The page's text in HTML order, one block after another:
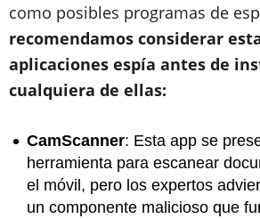
como posibles programas de
recomendamos considerar
aplicaciones espía antes de
cualquiera de ellas:
CamScanner: Esta app se
herramienta para escanear
el móvil, pero los expertos
un componente malicioso que